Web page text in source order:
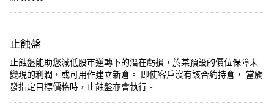
止蝕盤
止蝕盤能助您減低股市逆轉下的潛在虧損，於某預設的價位保障未
變現的利潤，或可用作建立新倉。 即使客戶沒有該合約持倉， 當觸
發指定目標價格時 ，止蝕盤亦會執行。